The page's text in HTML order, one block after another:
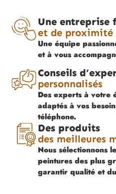
Une entreprise
et de proximité
Une équipe
et à vous
Conseils
personnalisés
Des experts à votre
adaptés à vos
téléphone.
Des produits
des meilleures
Nous sélectionnons
peintures des plus
garantir qualité et